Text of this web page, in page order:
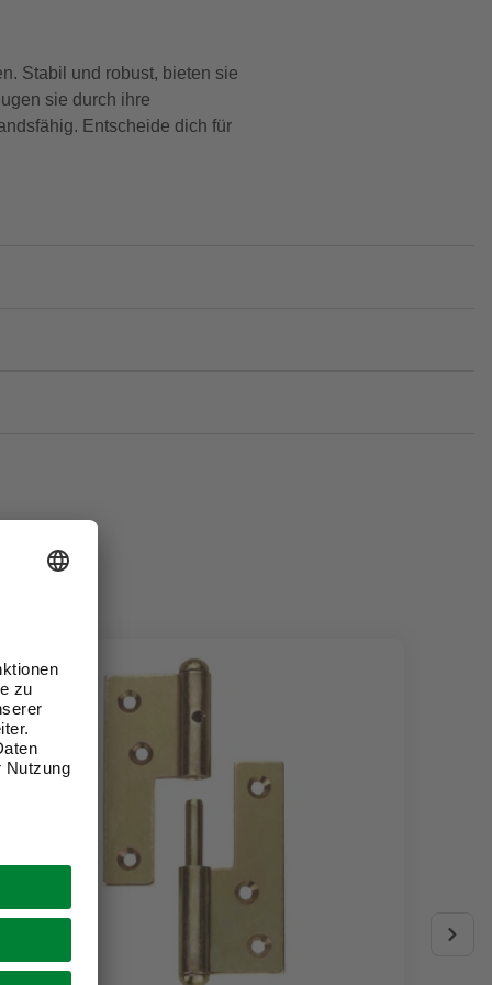
Stabil und robust, bieten sie
sie durch ihre
Entscheide dich für